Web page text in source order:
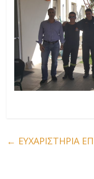
← ΕΥΧΑΡΙΣΤΗΡΙΑ